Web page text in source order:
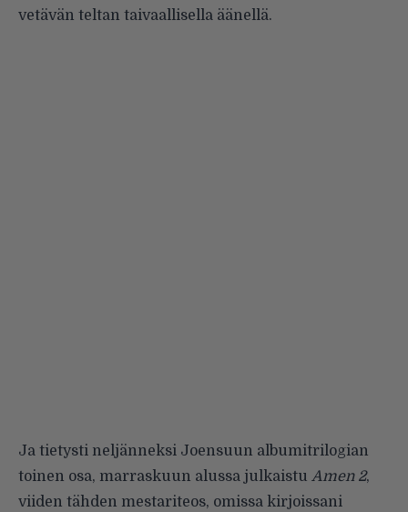
vetävän teltan taivaallisella äänellä.
Ja tietysti neljänneksi Joensuun albumitrilogian
toinen osa, marraskuun alussa julkaistu Amen 2,
viiden tähden mestariteos, omissa kirjoissani